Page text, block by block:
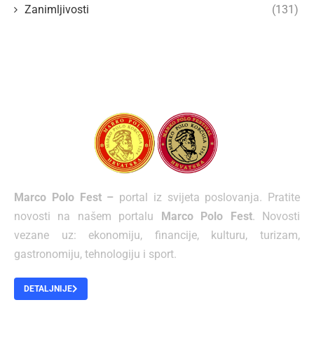
Zanimljivosti (131)
Marco Polo Fest – portal iz svijeta poslovanja. Pratite
novosti na našem portalu Marco Polo Fest. Novosti
vezane uz: ekonomiju, financije, kulturu, turizam,
gastronomiju, tehnologiju i sport.
DETALJNIJE